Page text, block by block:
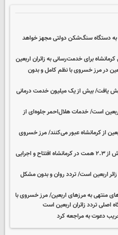
به دستگاه سنگ‌شکن دولتی مجهز خواهد
در مرز خسروی با نظم کامل و بدون
۲۸ درصد افزایش یافت/ بیش از یک میلیون خدمت درمانی
است/ خدمات هلال‌احمر جلوه‌ای از
درصد زائران اربعین از کرمانشاه عبور می‌کنند/ مرز خسروی
۲۰۶ پروژه ارتباطی با سرمایه‌گذاری بیش از ۲.۳ همت در کرمانشاه افتتاح و اجرایی
اربعین است/ تردد روان و بدون مشکل
منتهی به مرزهای اربعین/ مرز خسروی با
اصلی تردد زائران اربعین است
دعوت به مراجعه کرد